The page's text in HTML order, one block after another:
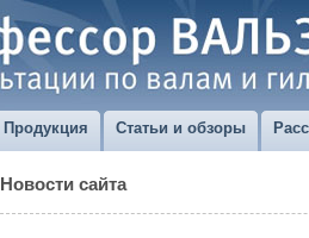
Продукция Статьи и обзоры
Новости сайта